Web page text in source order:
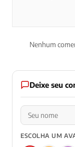
Nenhum
Deixe seu
ESCOLHA UM